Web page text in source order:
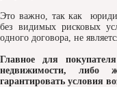
Это важно, так как
без видимых рисковых
одного договора, не
Главное для
недвижимости, либо
гарантировать условия